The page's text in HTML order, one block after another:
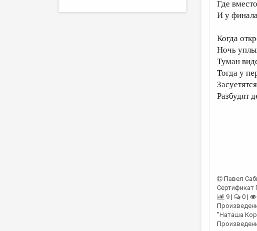
Где
И у
Когда
Ночь
Туман
Тогда у
Разбудят
Павел
Сертификат
9 |
0 |
"Наташа